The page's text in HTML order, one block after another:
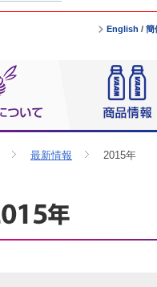
English / 簡
最新情報 2015年